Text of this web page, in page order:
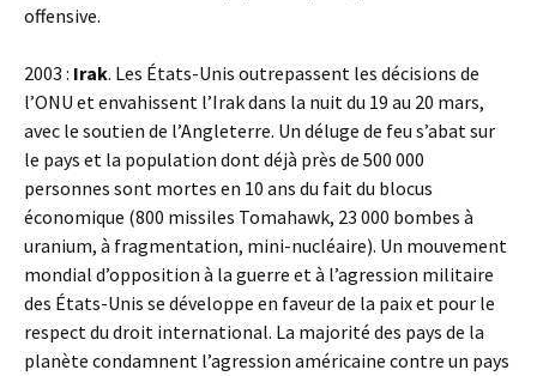
offensive.
2003 : Irak. Les États-Unis outrepassent les décisions de
l’ONU et envahissent l’Irak dans la nuit du 19 au 20 mars,
avec le soutien de l’Angleterre. Un déluge de feu s’abat sur
le pays et la population dont déjà près de 500 000
personnes sont mortes en 10 ans du fait du blocus
économique (800 missiles Tomahawk, 23 000 bombes à
uranium, à fragmentation, mini-nucléaire). Un mouvement
mondial d’opposition à la guerre et à l’agression militaire
des États-Unis se développe en faveur de la paix et pour le
respect du droit international. La majorité des pays de la
planète condamnent l’agression américaine contre un pays